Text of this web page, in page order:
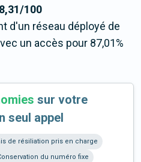
100
d'un réseau déployé de
un accès pour 87,01%
sur votre
seul appel
de résiliation pris en charge
du numéro fixe